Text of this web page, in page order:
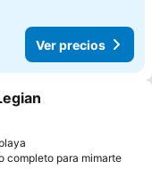
Ver precios
favoritos
completo para mimarte